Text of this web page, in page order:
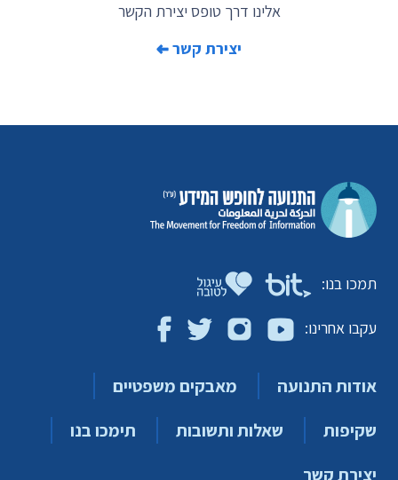
אלינו דרך טופס יצירת הקשר
יצירת קשר
תמכו בנו:
עקבו אחרינו:
אודות התנועה
מאבקים משפטיים
שקיפות
שאלות ותשובות
תימכו בנו
יצירת קשר